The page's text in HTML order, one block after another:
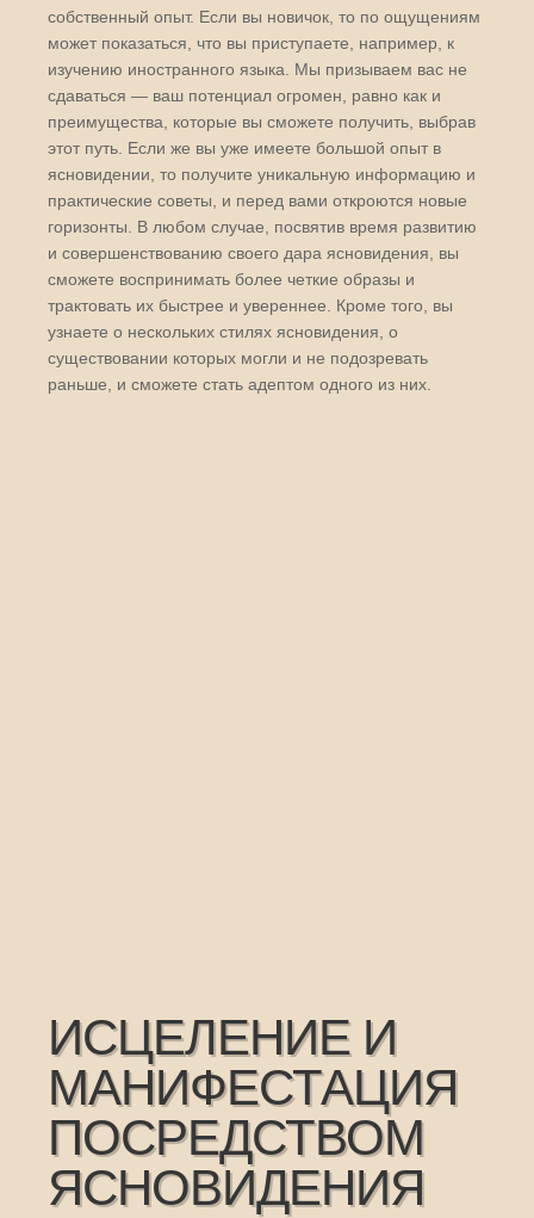
собственный опыт. Если вы новичок, то по ощущениям
может показаться, что вы приступаете, например, к
изучению иностранного языка. Мы призываем вас не
сдаваться — ваш потенциал огромен, равно как и
преимущества, которые вы сможете получить, выбрав
этот путь. Если же вы уже имеете большой опыт в
ясновидении, то получите уникальную информацию и
практические советы, и перед вами откроются новые
горизонты. В любом случае, посвятив время развитию
и совершенствованию своего дара ясновидения, вы
сможете воспринимать более четкие образы и
трактовать их быстрее и увереннее. Кроме того, вы
узнаете о нескольких стилях ясновидения, о
существовании которых могли и не подозревать
раньше, и сможете стать адептом одного из них.
ИСЦЕЛЕНИЕ И
МАНИФЕСТАЦИЯ
ПОСРЕДСТВОМ
ЯСНОВИДЕНИЯ